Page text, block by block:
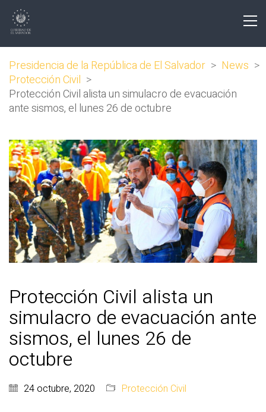
Presidencia de la República de El Salvador > News >
Protección Civil >
Protección Civil alista un simulacro de evacuación
ante sismos, el lunes 26 de octubre
Protección Civil alista un
simulacro de evacuación ante
sismos, el lunes 26 de
octubre
24 octubre, 2020 Protección Civil